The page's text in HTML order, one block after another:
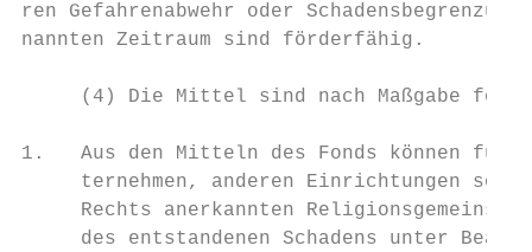
ren Gefahrenabwehr oder
nannten Zeitraum sind förderfähig.
(4) Die Mittel sind nach Maßgabe
1.   Aus den Mitteln des Fonds können für
ternehmen, anderen Einrichtungen
Rechts anerkannten
des entstandenen Schadens unter